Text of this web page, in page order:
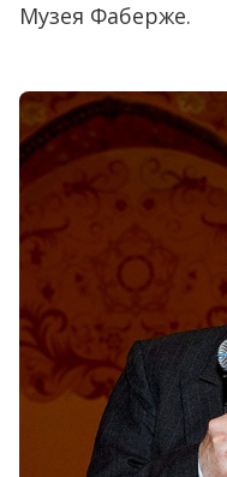
Музея Фаберже.